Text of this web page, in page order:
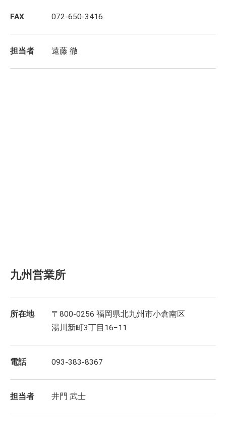
FAX 072-650-3416
担当者 遠藤 徹
九州営業所
所在地
〒800-0256 福岡県北九州市小倉南区
湯川新町3丁目16−11
電話 093-383-8367
担当者 井門 武士